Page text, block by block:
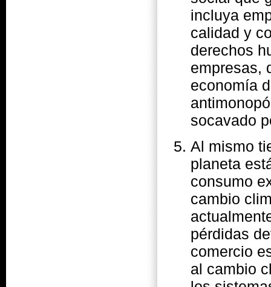
incluya
calidad y
derechos
empresas,
economía
socavado
Al mismo
planeta
consumo
cambio
pérdidas
comercio
al cambio